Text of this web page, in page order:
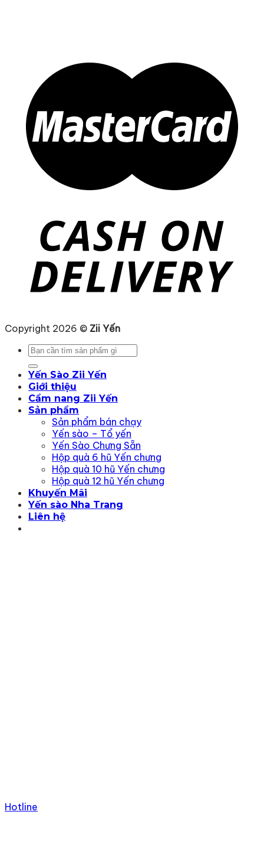
Copyright 2026 © Zii Yến
Tìm
kiếm:
Yến Sào Zii Yến
Giới thiệu
Cẩm nang Zii Yến
Sản phẩm
Sản phẩm bán chạy
Yến sào – Tổ yến
Yến Sào Chưng Sẵn
Hộp quà 6 hũ Yến chưng
Hộp quà 10 hũ Yến chưng
Hộp quà 12 hũ Yến chưng
Khuyến Mãi
Yến sào Nha Trang
Liên hệ
Hotline